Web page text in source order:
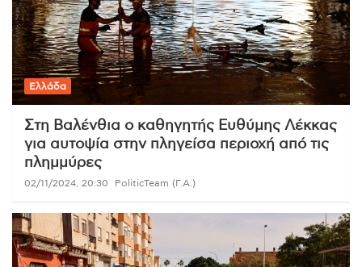
Ελλάδα
Στη Βαλένθια ο καθηγητής Ευθύμης Λέκκας
για αυτοψία στην πληγείσα περιοχή από τις
πλημμύρες
02/11/2024, 20:30 PoliticTeam (Γ.Α.)